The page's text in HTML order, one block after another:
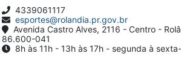
4339061117
esportes@rolandia.pr.gov.br
Avenida Castro Alves, 2116 - Centro -
86.600-041
8h às 11h - 13h às 17h - segunda à